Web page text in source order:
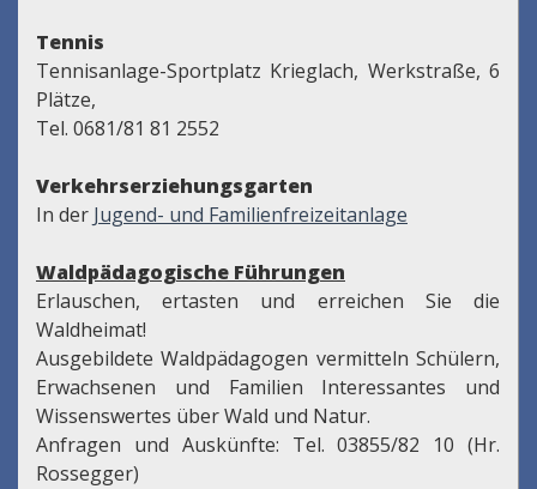
Tennis
Tennisanlage-Sportplatz Krieglach, Werkstraße, 6
Plätze,
Tel. 0681/81 81 2552
Verkehrserziehungsgarten
In der Jugend- und Familienfreizeitanlage
Waldpädagogische Führungen
Erlauschen, ertasten und erreichen Sie die
Waldheimat!
Ausgebildete Waldpädagogen vermitteln Schülern,
Erwachsenen und Familien Interessantes und
Wissenswertes über Wald und Natur.
Anfragen und Auskünfte: Tel. 03855/82 10 (Hr.
Rossegger)